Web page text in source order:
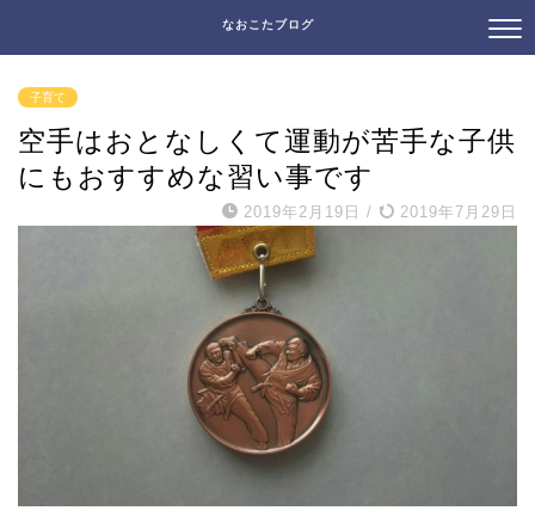
なおこたブログ
子育て
空手はおとなしくて運動が苦手な子供
にもおすすめな習い事です
2019年2月19日 / 2019年7月29日